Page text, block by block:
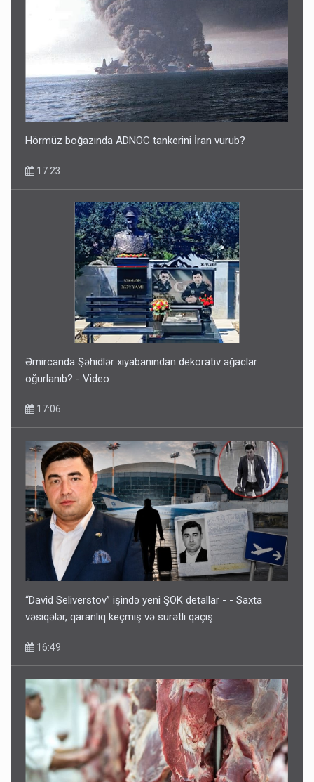
Hörmüz boğazında ADNOC tankerini İran vurub?
17:23
Əmircanda Şəhidlər xiyabanından dekorativ ağaclar
oğurlanıb? - Video
17:06
“David Seliverstov” işində yeni ŞOK detallar - - Saxta
vəsiqələr, qaranlıq keçmiş və sürətli qaçış
16:49